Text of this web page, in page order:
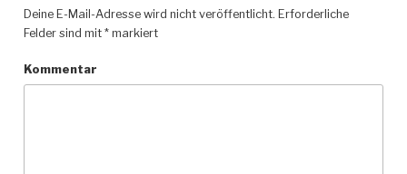
Deine E-Mail-Adresse wird nicht veröffentlicht. Erforderliche
Felder sind mit *markiert
Kommentar